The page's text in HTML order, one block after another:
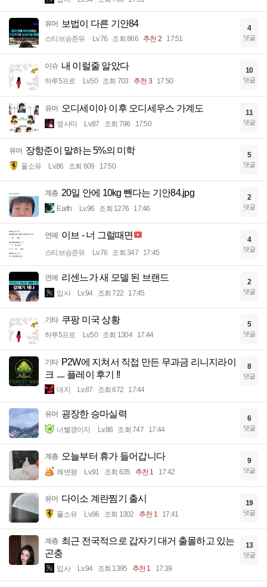
유머 보법이 다른 기안84
스티브승준유 Lv.76 조회 866 추천 2 17:51
4
댓글
이슈 내 이럴줄 알았다
하루5프로 Lv.50 조회 703 추천 3 17:50
10
댓글
유머 오디세이아 이후 오디세우스 가계도
옆사마 Lv.87 조회 796 17:50
11
댓글
유머 장항준이 말하는 5%의 미학
풀소유 Lv.86 조회 609 17:50
5
댓글
계층 20일 안에 10kg 뺀다는 기안84.jpg
Earth Lv.96 조회 1276 17:46
2
댓글
연예 이브 - 너 그럴때면
스티브승준유 Lv.76 조회 347 17:45
4
댓글
연예 리센느가 새 모델 된 브랜드
입사 Lv.94 조회 722 17:45
2
댓글
기타 쿠팡 미국 상황
하루5프로 Lv.50 조회 1304 17:44
5
댓글
기타 P2W에 지쳐서 직접 만든 무과금 리니지라이
크 ㅡ 플레이 후기 !!
대지 Lv.87 조회 672 17:44
8
댓글
유머 굉장한 승마실력
너빨갱이지 Lv.86 조회 747 17:44
6
댓글
계층 오늘부터 휴가 들어갑니다
쾌변왕 Lv.91 조회 635 추천 1 17:42
9
댓글
유머 다이소 계란찜기 출시
풀소유 Lv.86 조회 1302 추천 1 17:41
19
댓글
계층 최근 전국적으로 갑자기 대거 출몰하고 있는
곤충
입사 Lv.94 조회 1395 추천 1 17:39
13
댓글